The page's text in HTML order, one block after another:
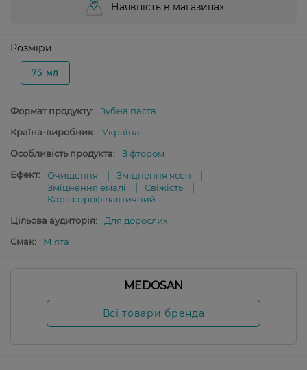
Наявність в магазинах
Розміри
75 мл
Формат продукту:
Зубна паста
Країна-виробник:
Україна
Особливість продукта:
З фтором
Ефект:
Очищення
Зміцнення ясен
Зміцнення емалі
Свіжість
Карієспрофілактичний
Цільова аудиторія:
Для дорослих
Смак:
М'ята
MEDOSAN
Всі товари бренда